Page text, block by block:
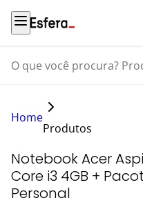
O que você procura?
Home
Produtos
Notebook Acer
Core i3 4GB +
Personal